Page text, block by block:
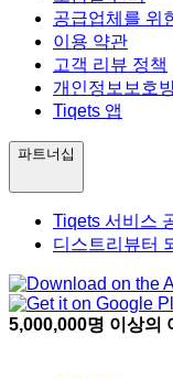
공급업체를 위
이용 약관
고객 리뷰 정책
개인정보보호
Tiqets 앱
파트너십
Tiqets 서비스
디스트리뷰터
5,000,000명 이상의